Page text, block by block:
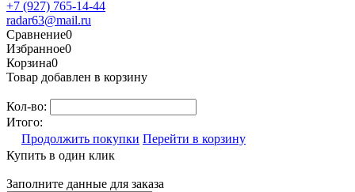
+7 (927) 765-14-44
radar63@mail.ru
Сравнение0
Избранное0
Корзина0
Товар добавлен в корзину
Кол-во:
Итого:
Продолжить покупки Перейти в корзину
Купить в один клик
Заполните данные для заказа